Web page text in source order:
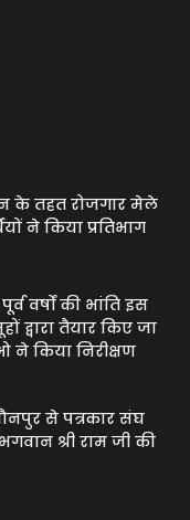
के तहत रोजगार मेले
ने किया प्रतिभाग
वर्षों की भांति इस
द्वारा तैयार किए जा
ने किया निरीक्षण
से पत्रकार संघ
श्री राम जी की